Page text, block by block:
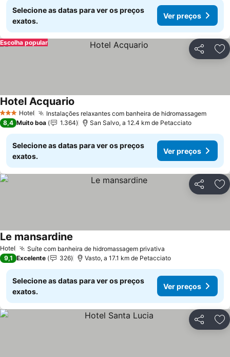
Selecione as datas para ver os preços
exatos.
Ver preços
Partilhar
Escolha popular
3 EstrelasHotel Instalações relaxantes com banheira de hidromassagemVer
Hotel Acquario
8,4 Muito boa 1.364 San Salvo, a 12.4 km de Petacciato
Selecione as datas para ver os preços
exatos.
Ver preços
Partilhar
Hotel Suíte com banheira de hidromassagem privativa
Le mansardine
9,1 Excelente 326 Vasto, a 17.1 km de Petacciato
Selecione as datas para ver os preços
exatos.
Ver preços
Partilhar